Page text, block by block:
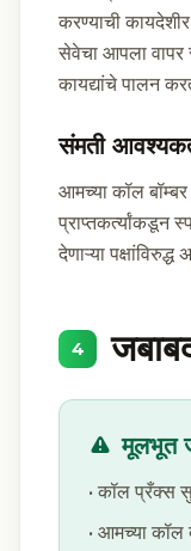
करण्याची
सेवेचा आपला वापर
कायद्यांचे पालन
संमती
आमच्या कॉल बॉम्बर
देणाऱ्या
4
मूलभूत
• कॉल प्रँक्स
• आमच्या कॉल